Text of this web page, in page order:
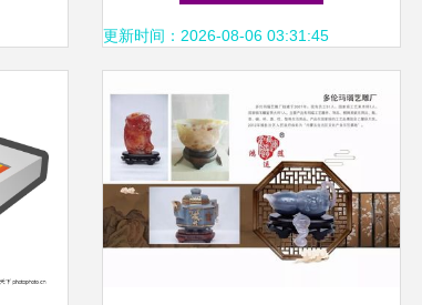
更新时间：2026-08-06 03:31:45